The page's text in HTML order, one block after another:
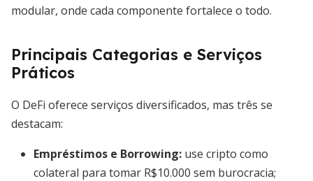
modular, onde cada componente fortalece o todo.
Principais Categorias e Serviços
Práticos
O DeFi oferece serviços diversificados, mas três se
destacam:
Empréstimos e Borrowing: use cripto como
colateral para tomar R$10.000 sem burocracia;